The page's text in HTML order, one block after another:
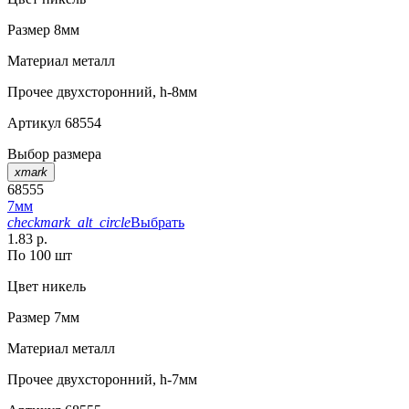
Размер 8мм
Материал металл
Прочее двухсторонний, h-8мм
Артикул 68554
Выбор размера
xmark
68555
7мм
checkmark_alt_circleВыбрать
1.83 р.
По 100 шт
Цвет никель
Размер 7мм
Материал металл
Прочее двухсторонний, h-7мм